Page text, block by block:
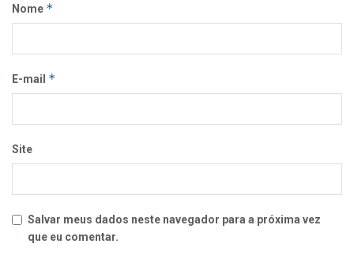
Nome *
E-mail *
Site
Salvar meus dados neste navegador para a próxima vez
que eu comentar.